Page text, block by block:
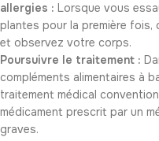
allergies : Lorsque vous
plantes pour la première
et observez votre corps.
Poursuivre le traitement :
compléments alimentaires à
traitement médical
médicament prescrit par un
graves.